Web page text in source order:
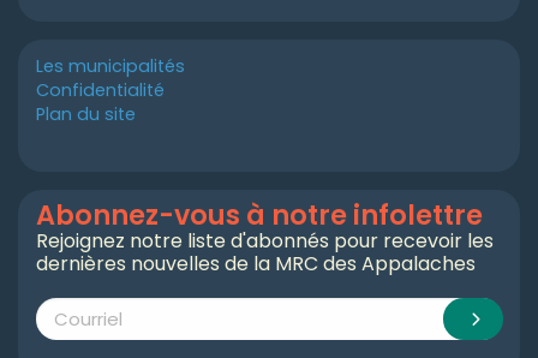
Les municipalités
Confidentialité
Plan du site
Abonnez-vous à notre infolettre
Rejoignez notre liste d'abonnés pour recevoir les
dernières nouvelles de la MRC des Appalaches